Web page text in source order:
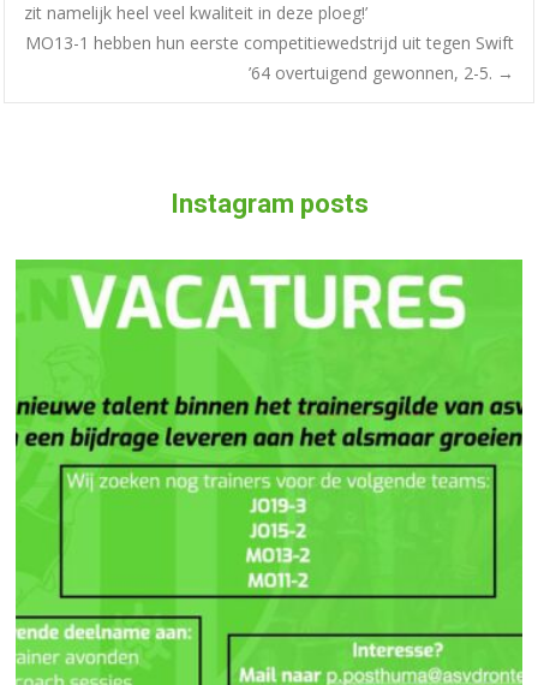
zit namelijk heel veel kwaliteit in deze ploeg!’
MO13-1 hebben hun eerste competitiewedstrijd uit tegen Swift
’64 overtuigend gewonnen, 2-5. →
Instagram posts